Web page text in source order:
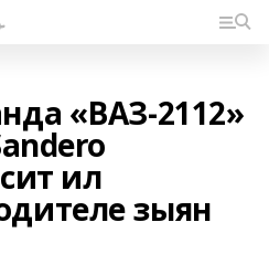
«ВАЗ-2112»
ил
зыян